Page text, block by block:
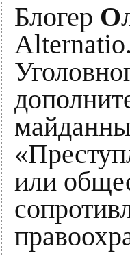
Блогер
или